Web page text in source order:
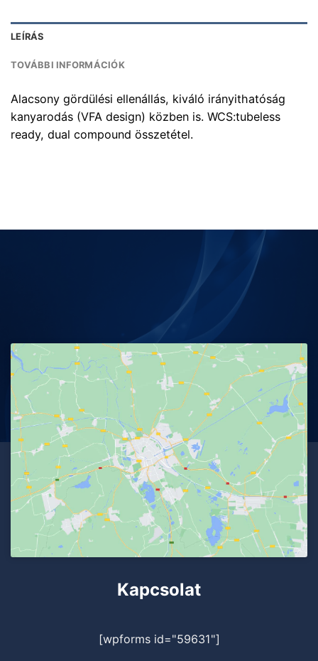
LEÍRÁS
TOVÁBBI INFORMÁCIÓK
Alacsony gördülési ellenállás, kiváló irányithatóság
kanyarodás (VFA design) közben is. WCS:tubeless
ready, dual compound összetétel.
Kapcsolat
[wpforms id="59631"]